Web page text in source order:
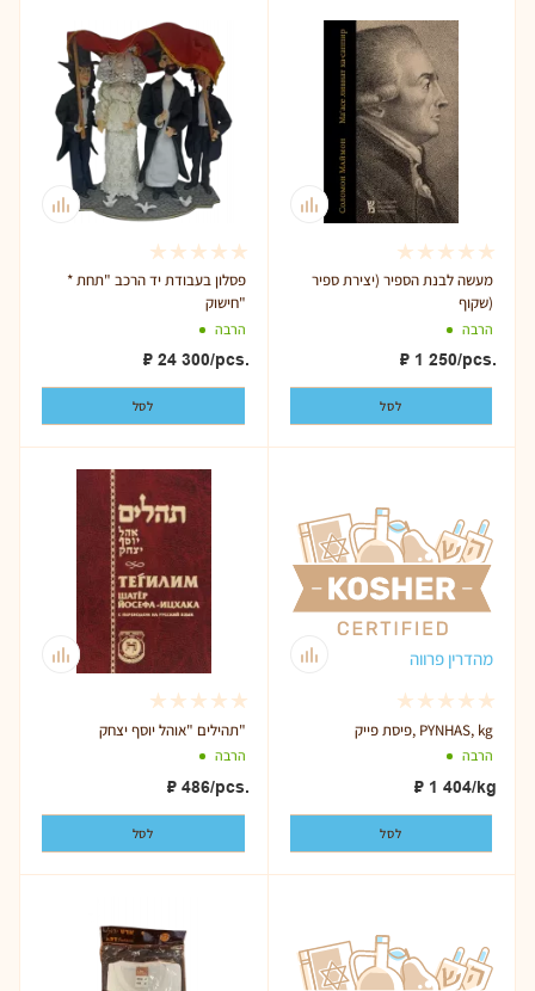
* פסלון בעבודת יד הרכב "תחת
חישוק"
הרבה
₽ 24 300/pcs.
לסל
מעשה לבנת הספיר (יצירת ספיר
שקוף)
הרבה
₽ 1 250/pcs.
לסל
תהילים "אוהל יוסף יצחק"
הרבה
₽ 486/pcs.
לסל
מהדרין פרווה
פיסת פייק, PYNHAS, kg
הרבה
₽ 1 404/kg
לסל